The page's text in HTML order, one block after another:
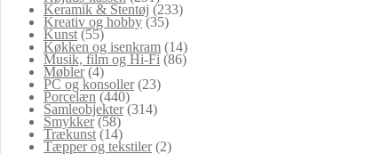
Keramik & Stentøj (233)
Kreativ og hobby (35)
Kunst (55)
Køkken og isenkram (14)
Musik, film og Hi-Fi (86)
Møbler (4)
PC og konsoller (23)
Porcelæn (440)
Samleobjekter (314)
Smykker (58)
Trækunst (14)
Tæpper og tekstiler (2)